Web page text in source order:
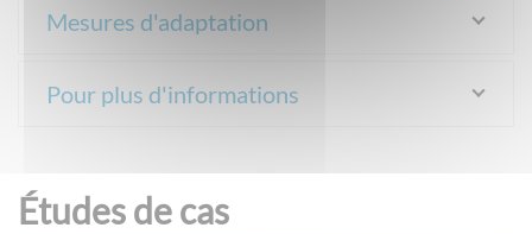
Mesures d'adaptation
Pour plus d'informations
Études de cas